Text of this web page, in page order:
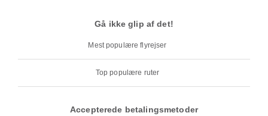
Gå ikke glip af det!
Mest populære flyrejser
Top populære ruter
Accepterede betalingsmetoder